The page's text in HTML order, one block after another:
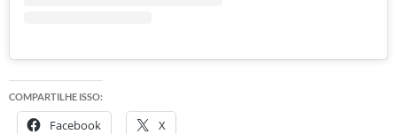
COMPARTILHE ISSO:
Facebook X